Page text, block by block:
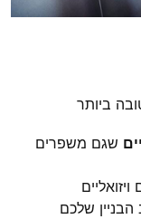
ביותר
שגם משפרים
שלכם